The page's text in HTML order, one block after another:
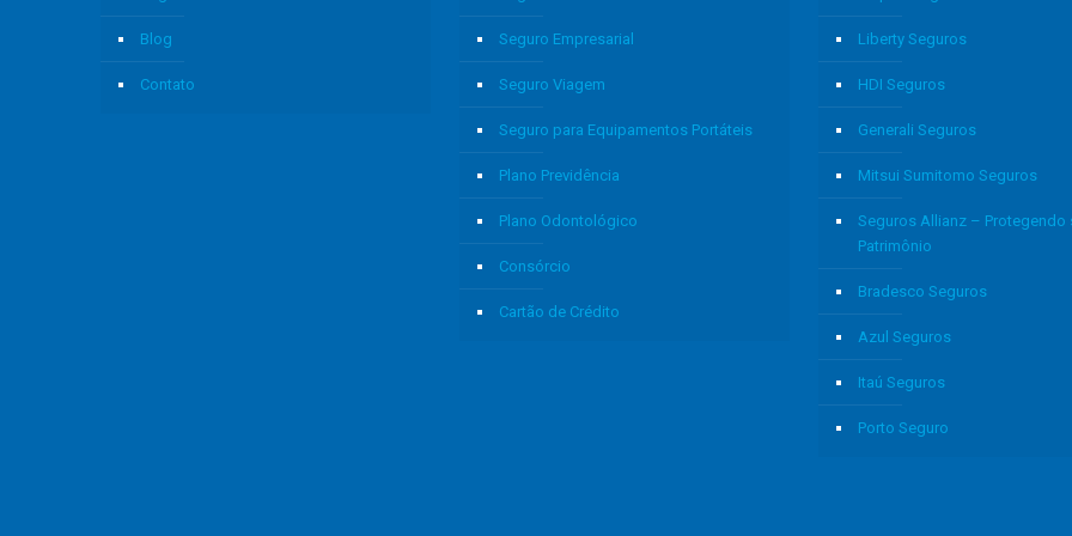
Blog
Contato
Seguro Empresarial
Seguro Viagem
Seguro para Equipamentos Portáteis
Plano Previdência
Plano Odontológico
Consórcio
Cartão de Crédito
Liberty Seguros
HDI Seguros
Generali Seguros
Mitsui Sumitomo Seguros
Seguros Allianz – Protegendo
Patrimônio
Bradesco Seguros
Azul Seguros
Itaú Seguros
Porto Seguro